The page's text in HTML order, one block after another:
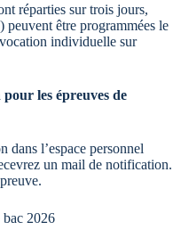
réparties sur trois jours,
être programmées le
individuelle sur
les épreuves de
dans l’espace personnel
un mail de notification.
2026